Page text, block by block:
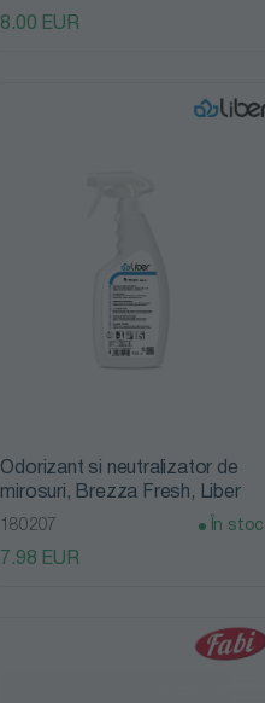
8.00 EUR
Odorizant si neutralizator de
mirosuri, Brezza Fresh, Liber
180207 În stoc
7.98 EUR